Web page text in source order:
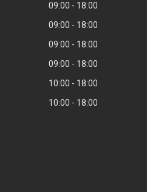
09:00
18:00
09:00
18:00
09:00
18:00
09:00
18:00
10:00
18:00
10:00 18:00